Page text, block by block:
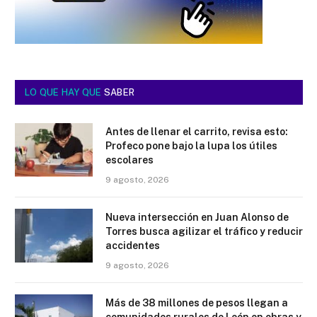
LO QUE HAY QUE SABER
Antes de llenar el carrito, revisa esto:
Profeco pone bajo la lupa los útiles
escolares
9 agosto, 2026
Nueva intersección en Juan Alonso de
Torres busca agilizar el tráfico y reducir
accidentes
9 agosto, 2026
Más de 38 millones de pesos llegan a